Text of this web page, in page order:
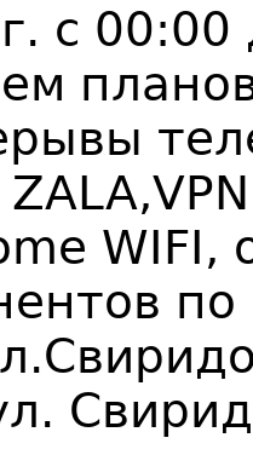
с 00:00
ZALA,VPN
WIFI,